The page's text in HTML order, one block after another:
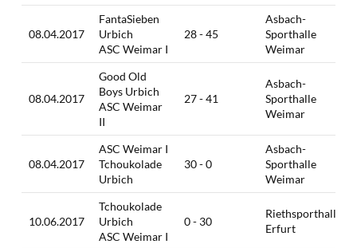
08.04.2017
FantaSieben
Urbich
ASC Weimar I
28 - 45
Asbach-
Sporthalle
Weimar
08.04.2017
Good Old
Boys Urbich
ASC Weimar
II
27 - 41
Asbach-
Sporthalle
Weimar
08.04.2017
ASC Weimar I
Tchoukolade
Urbich
30 - 0
Asbach-
Sporthalle
Weimar
10.06.2017
Tchoukolade
Urbich
ASC Weimar I
0 - 30
Riethsporthalle,
Erfurt